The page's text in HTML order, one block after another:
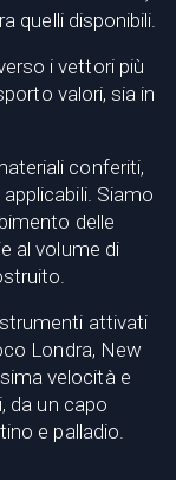
quelli disponibili.
i vettori più
valori, sia in
conferiti,
Siamo
delle
al volume di
attivati
Londra, New
velocità e
da un capo
e palladio.